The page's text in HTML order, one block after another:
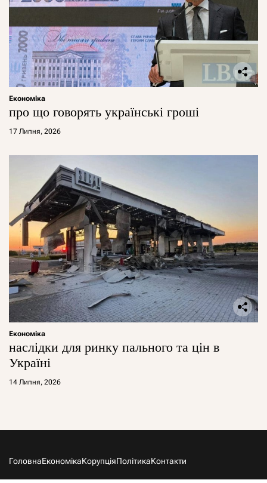
Економіка
про що говорять українські гроші
17 Липня, 2026
Економіка
наслідки для ринку пального та цін в
Україні
14 Липня, 2026
ГоловнаЕкономікаКорупціяПолітикаКонтакти